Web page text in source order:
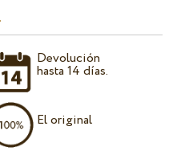
Devolución
hasta 14 días.
El original